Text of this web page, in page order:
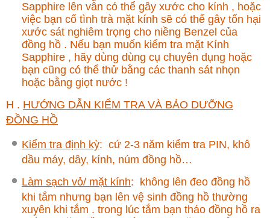
Sapphire lên vẫn có thể gây xước cho kính , hoặc
việc bạn cố tình trà mặt kính sẽ có thể gây tổn hại
xước sát nghiêm trọng cho niềng Benzel của
đồng hồ . Nếu bạn muốn kiểm tra mặt Kính
Sapphire , hãy dùng dùng cụ chuyên dụng hoặc
bạn cũng có thể thử bằng các thanh sát nhọn
hoặc bằng giọt nước !
H . HƯỚNG DẪN KIỂM TRA VÀ BẢO DƯỠNG
ĐỒNG HỒ
Kiểm tra định kỳ: cứ 2-3 năm kiểm tra PIN, khô
dầu máy, dây, kính, núm đồng hồ…
Làm sạch vỏ/ mặt kính: không lên đeo đồng hồ
khi tắm nhưng bạn lên vệ sinh đồng hồ thường
xuyên khi tắm . trong lúc tắm bạn tháo đồng hồ ra